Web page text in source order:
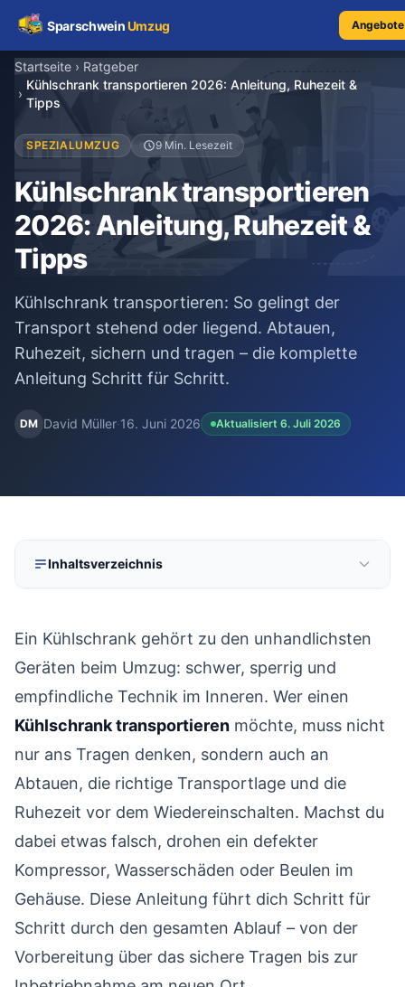
SparschweinUmzug
Umzugspreisvergleich
Umzugskosten
Kostenrechner
Ratgeber
Erfahrungen
Kostenlose Beratung
+49 1579 2639409
kostenlos·unverbindlich·100% kostenlos
Startseite › Ratgeber
›
Kühlschrank transportieren 2026: Anleitung, Ruhezeit &
Tipps
SPEZIALUMZUG 9 Min. Lesezeit
Kühlschrank transportieren
2026: Anleitung, Ruhezeit &
Tipps
Kühlschrank transportieren: So gelingt der
Transport stehend oder liegend. Abtauen,
Ruhezeit, sichern und tragen – die komplette
Anleitung Schritt für Schritt.
DM David Müller·16. Juni 2026 Aktualisiert 6. Juli 2026
Inhaltsverzeichnis
02Vorbereitung: Abtauen und reinigen
03Tür sichern und Kabel verstauen
04
06
Besondere Geräte: Side-by-Side, Einbau- und
Gefriergeräte
09Häufige Fehler – und wie du sie vermeidest
10Profi-Tipps für einen reibungslosen Transport
11Soll ich es selbst machen oder transportieren lassen?
Ein Kühlschrank gehört zu den unhandlichsten
Geräten beim Umzug: schwer, sperrig und
empfindliche Technik im Inneren. Wer einen
Kühlschrank transportieren möchte, muss nicht
nur ans Tragen denken, sondern auch an
Abtauen, die richtige Transportlage und die
Ruhezeit vor dem Wiedereinschalten. Machst du
dabei etwas falsch, drohen ein defekter
Kompressor, Wasserschäden oder Beulen im
Gehäuse. Diese Anleitung führt dich Schritt für
Schritt durch den gesamten Ablauf – von der
Vorbereitung über das sichere Tragen bis zur